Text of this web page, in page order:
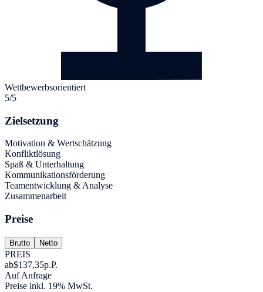
Wettbewerbsorientiert
5/5
Zielsetzung
Motivation & Wertschätzung
Konfliktlösung
Spaß & Unterhaltung
Kommunikationsförderung
Teamentwicklung & Analyse
Zusammenarbeit
Preise
Brutto Netto
PREIS
ab$137,35p.P.
Auf Anfrage
Preise inkl. 19% MwSt.